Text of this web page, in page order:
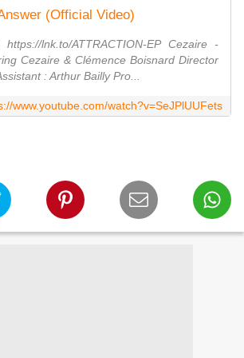
(Official Video)
lnk.to/ATTRACTION-EP Cezaire -
Cezaire & Clémence Boisnard Director
: Arthur Bailly Pro...
www.youtube.com/watch?v=SeJPlUUFets